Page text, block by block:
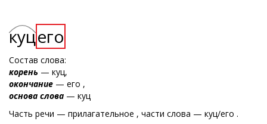
куцего
Состав слова:
корень — куц,
окончание — его ,
основа слова — куц
Часть речи — прилагательное , части слова — куц/его .